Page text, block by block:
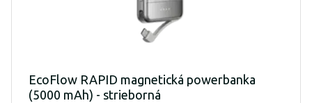
EcoFlow RAPID magnetická powerbanka
(5000 mAh) - strieborná